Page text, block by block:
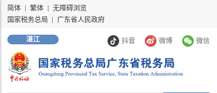
简体 繁体
无障碍浏览
国家税务总局
广东省人民政府
抖音 微博 微信
湛江